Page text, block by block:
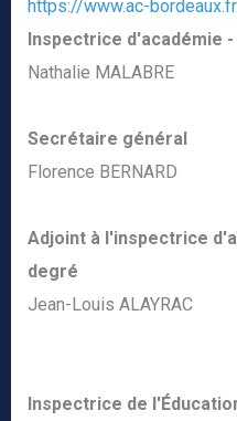
https://www.ac-
Inspectrice d'académie
Nathalie MALABRE
Secrétaire général
Florence BERNARD
Adjoint à l'inspectrice
degré
Jean-Louis ALAYRAC
Inspectrice de